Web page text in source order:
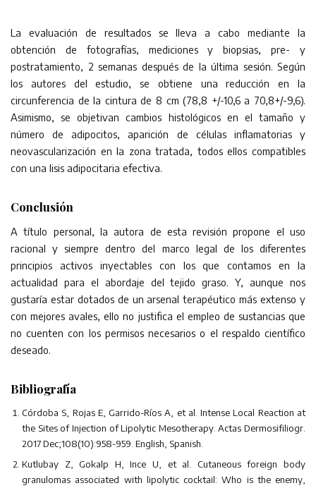
La evaluación de resultados se lleva a cabo mediante la
obtención de fotografías, mediciones y biopsias, pre- y
postratamiento, 2 semanas después de la última sesión. Según
los autores del estudio, se obtiene una reducción en la
circunferencia de la cintura de 8 cm (78,8 +/-10,6 a 70,8+/-9,6).
Asimismo, se objetivan cambios histológicos en el tamaño y
número de adipocitos, aparición de células inflamatorias y
neovascularización en la zona tratada, todos ellos compatibles
con una lisis adipocitaria efectiva.
Conclusión
A título personal, la autora de esta revisión propone el uso
racional y siempre dentro del marco legal de los diferentes
principios activos inyectables con los que contamos en la
actualidad para el abordaje del tejido graso. Y, aunque nos
gustaría estar dotados de un arsenal terapéutico más extenso y
con mejores avales, ello no justifica el empleo de sustancias que
no cuenten con los permisos necesarios o el respaldo científico
deseado.
Bibliografía
Córdoba S, Rojas E, Garrido-Ríos A, et al. Intense Local Reaction at
the Sites of Injection of Lipolytic Mesotherapy. Actas Dermosifiliogr.
2017 Dec;108(10):958-959. English, Spanish.
Kutlubay Z, Gokalp H, Ince U, et al. Cutaneous foreign body
granulomas associated with lipolytic cocktail: Who is the enemy,